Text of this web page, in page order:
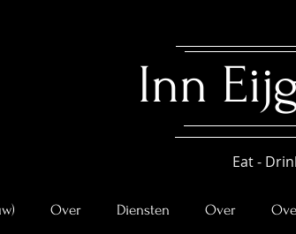
Inn ​
Eat -
Over Diensten Over